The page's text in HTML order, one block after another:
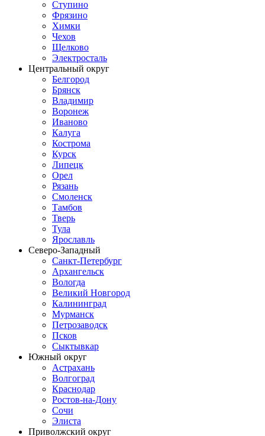
Ступино
Фрязино
Химки
Чехов
Щелково
Электросталь
Центральный округ
Белгород
Брянск
Владимир
Воронеж
Иваново
Калуга
Кострома
Курск
Липецк
Орел
Рязань
Смоленск
Тамбов
Тверь
Тула
Ярославль
Северо-Западный
Санкт-Петербург
Архангельск
Вологда
Великий Новгород
Калининград
Мурманск
Петрозаводск
Псков
Сыктывкар
Южный округ
Астрахань
Волгоград
Краснодар
Ростов-на-Дону
Сочи
Элиста
Приволжский округ